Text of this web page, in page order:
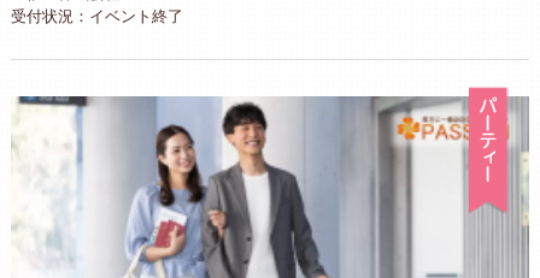
受付状況：イベント終了
パ